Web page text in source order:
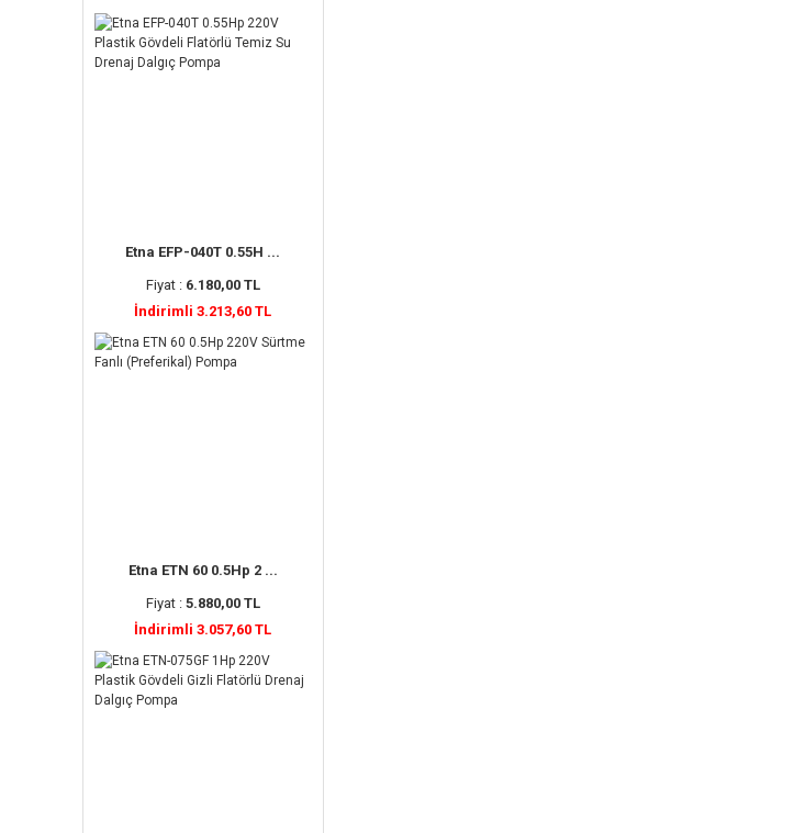
Etna EFP-040T 0.55H ...
Fiyat : 6.180,00 TL
İndirimli 3.213,60 TL
Etna ETN 60 0.5Hp 2 ...
Fiyat : 5.880,00 TL
İndirimli 3.057,60 TL